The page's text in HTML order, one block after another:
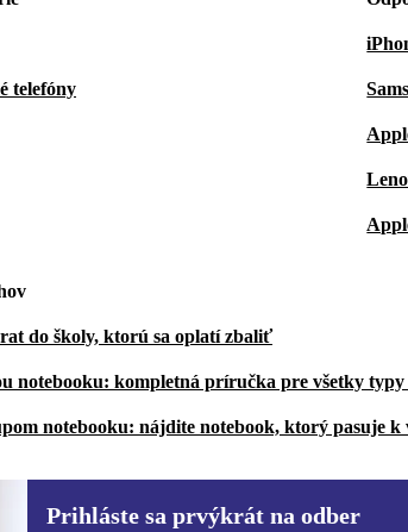
telefóny
do školy, ktorú sa oplatí zbaliť
notebooku: kompletná príručka pre všetky typy
notebooku: nájdite notebook, ktorý pasuje k
Prihláste sa prvýkrát na odber